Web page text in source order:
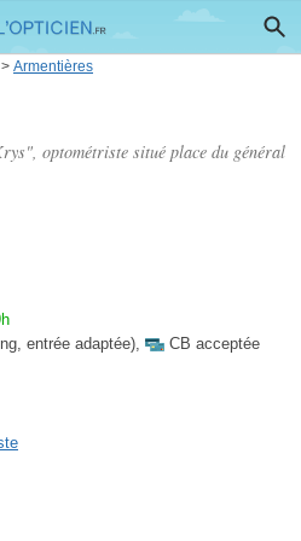
> Armentières
optométriste situé place du général
entrée adaptée),
CB acceptée